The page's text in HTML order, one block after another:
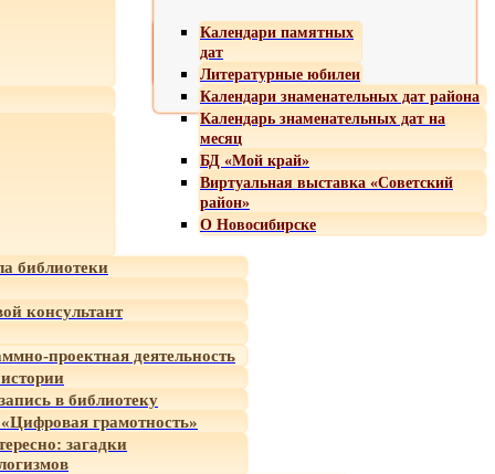
Календари памятных
дат
Литературные юбилеи
Календари знаменательных дат района
Календарь знаменательных дат на
месяц
БД «Мой край»
Виртуальная выставка «Советский
район»
О Новосибирске
библиотеки
консультант
проектная деятельность
в библиотеку
грамотность»
загадки